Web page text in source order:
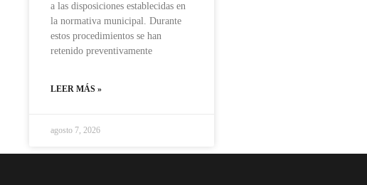
a las disposiciones establecidas en
la normativa municipal. Durante
estos procedimientos se han
retenido preventivamente
LEER MÁS »
agosto 7, 2026